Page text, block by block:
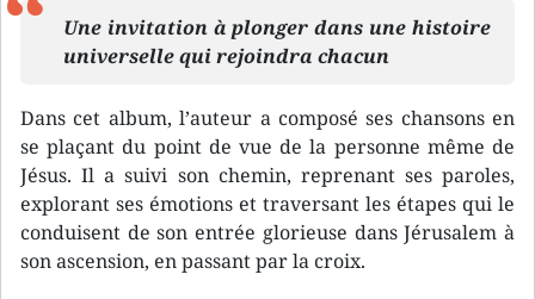
Une invitation à plonger dans une histoire
universelle qui rejoindra chacun
Dans cet album, l’auteur a composé ses chansons en
se plaçant du point de vue de la personne même de
Jésus. Il a suivi son chemin, reprenant ses paroles,
explorant ses émotions et traversant les étapes qui le
conduisent de son entrée glorieuse dans Jérusalem à
son ascension, en passant par la croix.